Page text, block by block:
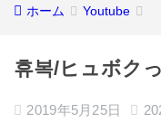
ホーム Youtube
휴복/ヒュボク
2019年5月25日